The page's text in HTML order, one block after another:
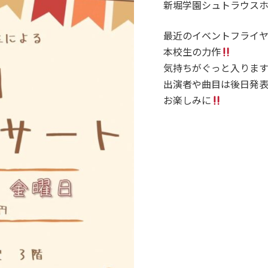
新堀学園シュトラウス
最近のイベントフライ
本校生の力作
気持ちがぐっと入りま
出演者や曲目は後日発
お楽しみに